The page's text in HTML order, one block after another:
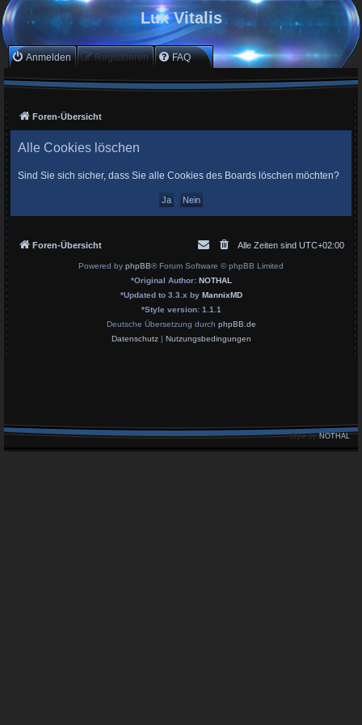
Lux Vitalis
Anmelden Registrieren FAQ
Foren-Übersicht
Alle Cookies löschen
Sind Sie sich sicher, dass Sie alle Cookies des Boards löschen möchten?
Foren-Übersicht Alle Zeiten sind UTC+02:00
Powered by phpBB® Forum Software © phpBB Limited
*Original Author: NOTHAL
*Updated to 3.3.x by MannixMD
*Style version: 1.1.1
Deutsche Übersetzung durch phpBB.de
Datenschutz| Nutzungsbedingungen
Style byNOTHAL